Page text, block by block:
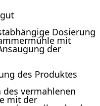
Dosierung
mit
der
des Produktes
vermahlenen
mit der